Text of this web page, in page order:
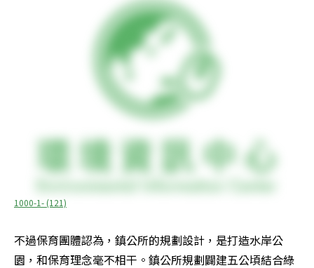
1000-1- (121)
不過保育團體認為，鎮公所的規劃設計，是打造水岸公
園，和保育理念毫不相干。鎮公所規劃闢建五公頃結合綠